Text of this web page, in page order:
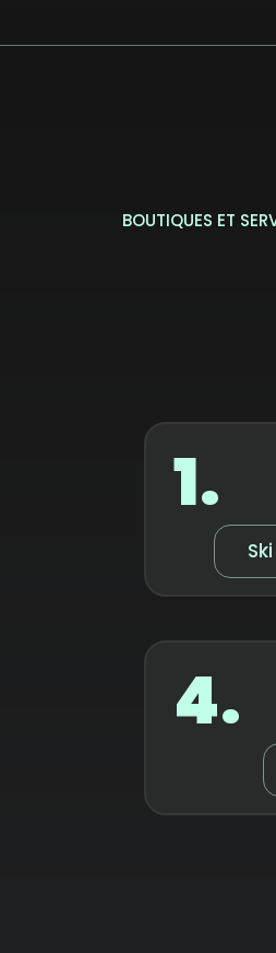
BOUTIQUES ET
1.
4.